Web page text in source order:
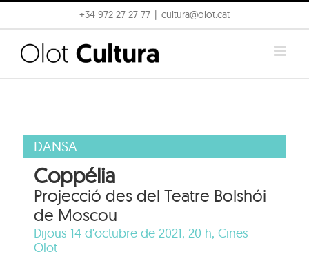
to
content
+34 972 27 27 77 cultura@olot.cat
DANSA
Coppélia
Projecció des del Teatre Bolshói
de Moscou
Dijous 14 d'octubre de 2021, 20 h,Cines
Olot